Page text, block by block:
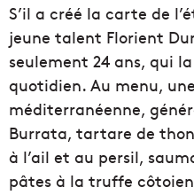
S’il a créé la carte de
jeune talent Florient
seulement 24 ans, qui
quotidien. Au menu,
méditerranéenne,
Burrata, tartare de
à l’ail et au persil,
pâtes à la truffe